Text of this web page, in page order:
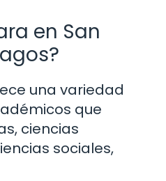
en San
una variedad
que
ciencias
sociales,